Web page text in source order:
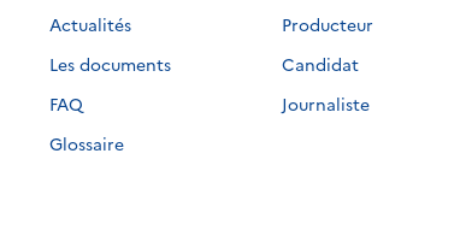
Actualités
Les documents
FAQ
Glossaire
Producteur
Candidat
Journaliste